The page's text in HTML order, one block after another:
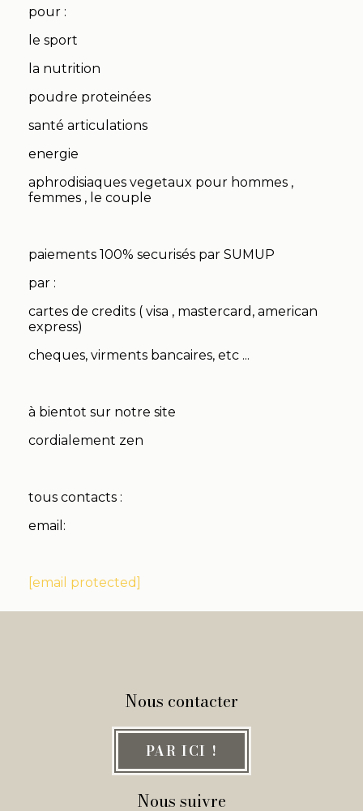
pour :
le sport
la nutrition
poudre proteinées
santé articulations
energie
aphrodisiaques vegetaux pour hommes ,
femmes , le couple
paiements 100% securisés par SUMUP
par :
cartes de credits ( visa , mastercard, american
express)
cheques, virments bancaires, etc ...
à bientot sur notre site
cordialement zen
tous contacts :
email:
[email protected]
Nous contacter
PAR ICI !
Nous suivre